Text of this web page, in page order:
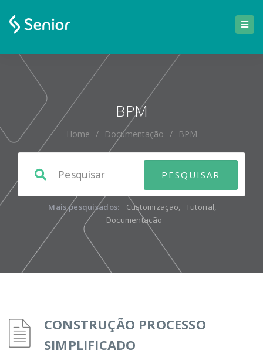
BPM
Home / Documentação / BPM
Mais pesquisados: Customização, Tutorial,
Documentação
CONSTRUÇÃO PROCESSO
SIMPLIFICADO